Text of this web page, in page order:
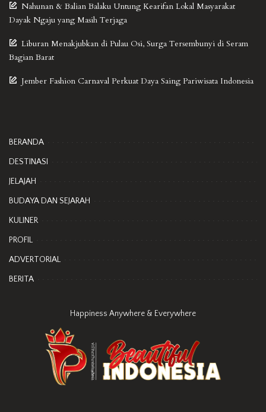
Nahunan & Balian Balaku Untung Kearifan Lokal Masyarakat
Dayak Ngaju yang Masih Terjaga
Liburan Menakjubkan di Pulau Osi, Surga Tersembunyi di Seram
Bagian Barat
Jember Fashion Carnaval Perkuat Daya Saing Pariwisata Indonesia
BERANDA
DESTINASI
JELAJAH
BUDAYA DAN SEJARAH
KULINER
PROFIL
ADVERTORIAL
BERITA
Happiness Anywhere & Everywhere